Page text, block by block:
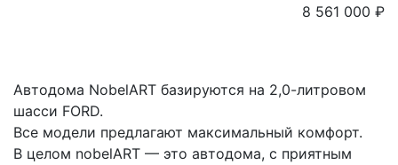
8 561 000 ₽
Автодома NobelART базируются на 2,0-литровом
шасси FORD.
Все модели предлагают максимальный комфорт.
В целом nobelART — это автодома, с приятным